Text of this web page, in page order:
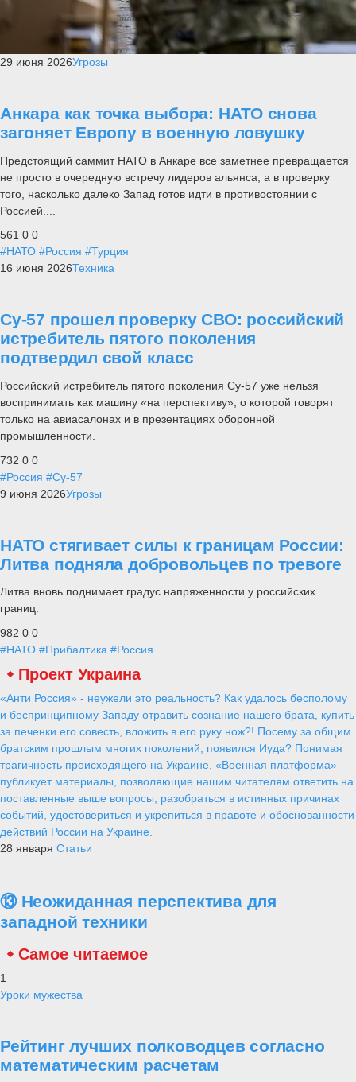
29 июня 2026Угрозы
Анкара как точка выбора: НАТО снова
загоняет Европу в военную ловушку
Предстоящий саммит НАТО в Анкаре все заметнее превращается
не просто в очередную встречу лидеров альянса, а в проверку
того, насколько далеко Запад готов идти в противостоянии с
Россией....
561 0 0
#НАТО #Россия #Турция
16 июня 2026Техника
Су-57 прошел проверку СВО: российский
истребитель пятого поколения
подтвердил свой класс
Российский истребитель пятого поколения Су-57 уже нельзя
воспринимать как машину «на перспективу», о которой говорят
только на авиасалонах и в презентациях оборонной
промышленности.
732 0 0
#Россия #Су-57
9 июня 2026Угрозы
НАТО стягивает силы к границам России:
Литва подняла добровольцев по тревоге
Литва вновь поднимает градус напряженности у российских
границ.
982 0 0
#НАТО #Прибалтика #Россия
Проект Украина
«Анти Россия» - неужели это реальность? Как удалось бесполому
и беспринципному Западу отравить сознание нашего брата, купить
за печенки его совесть, вложить в его руку нож?! Посему за общим
братским прошлым многих поколений, появился Иуда? Понимая
трагичность происходящего на Украине, «Военная платформа»
публикует материалы, позволяющие нашим читателям ответить на
поставленные выше вопросы, разобраться в истинных причинах
событий, удостовериться и укрепиться в правоте и обоснованности
действий России на Украине.
28 января Статьи
⑬ Неожиданная перспектива для
западной техники
Самое читаемое
1
Уроки мужества
Рейтинг лучших полководцев согласно
математическим расчетам